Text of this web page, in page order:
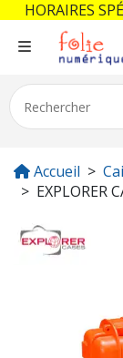
Accueil
EXPLORER
HORAIRES